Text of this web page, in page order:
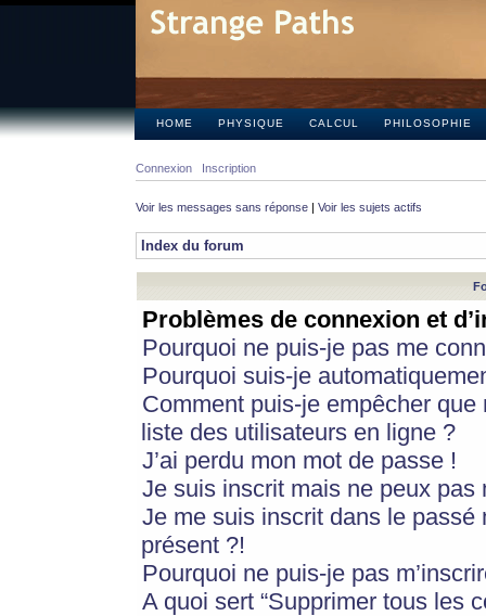
HOME PHYSIQUE CALCUL PHILOSOPHIE
Connexion Inscription
Voir les messages sans réponse | Voir les sujets actifs
Index du forum
Problèmes de connexion et
Pourquoi ne puis-je pas me
Pourquoi suis-je
Comment puis-je empêcher
liste des utilisateurs en ligne ?
J’ai perdu mon mot de passe !
Je suis inscrit mais ne peux pas
Je me suis inscrit dans le
présent ?!
Pourquoi ne puis-je pas
A quoi sert “Supprimer tous les